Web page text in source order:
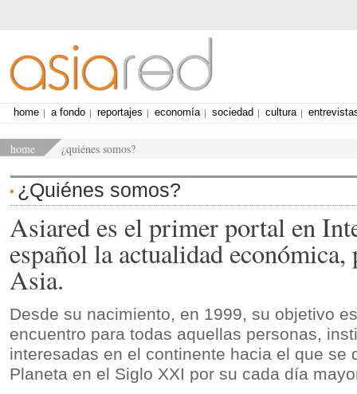
home ¿quiénes somos?
home a fondo reportajes economía sociedad cultura
¿Quiénes somos?
Asiared es el primer portal en
español la actualidad
Asia.
Desde su nacimiento, en 1999, su objetivo
encuentro para todas aquellas personas,
interesadas en el continente hacia el que se
Planeta en el Siglo XXI por su cada día